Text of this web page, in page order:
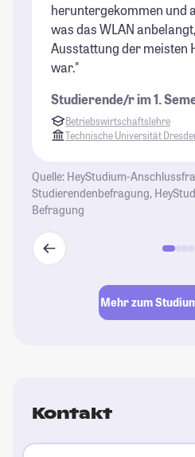
heruntergekommen und
was das WLAN
Ausstattung der meisten
war."
Studierende/r im 1.
Betriebswirtschaftslehre
Technische Universität
Quelle: HeyStudium-
Studierendenbefragung,
Befragung
Mehr zum
Kontakt